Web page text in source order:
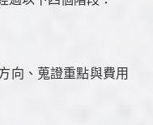
向、蒐證重點與費用